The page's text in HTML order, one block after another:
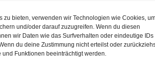
zu bieten, verwenden wir Technologien wie Cookies,
und/oder darauf zuzugreifen. Wenn du diesen
wir Daten wie das Surfverhalten oder eindeutige IDs
du deine Zustimmung nicht erteilst oder
und Funktionen beeinträchtigt werden.